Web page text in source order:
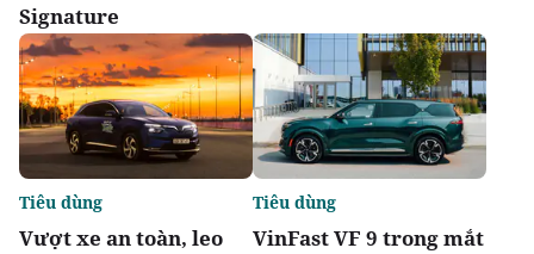
Signature
Vượt xe an toàn, leo
Tiêu dùng
VinFast VF 9 trong mắt
Tiêu dùng